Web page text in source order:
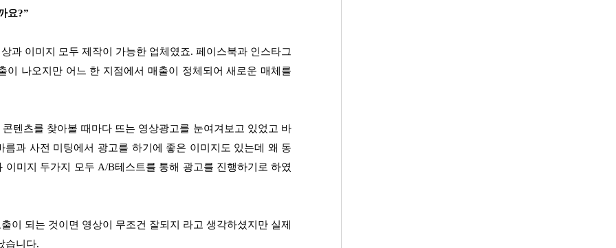
요?”
과 이미지 모두 제작이 가능한 업체였죠. 페이스북과 인스타그
나오지만 어느 한 지점에서 매출이 정체되어 새로운 매체를
텐츠를 찾아볼 때마다 뜨는 영상광고를 눈여겨보고 있었고 바
과 사전 미팅에서 광고를 하기에 좋은 이미지도 있는데 왜 동
미지 두가지 모두 A/B테스트를 통해 광고를 진행하기로 하였
이 되는 것이면 영상이 무조건 잘되지 라고 생각하셨지만 실제
습니다.